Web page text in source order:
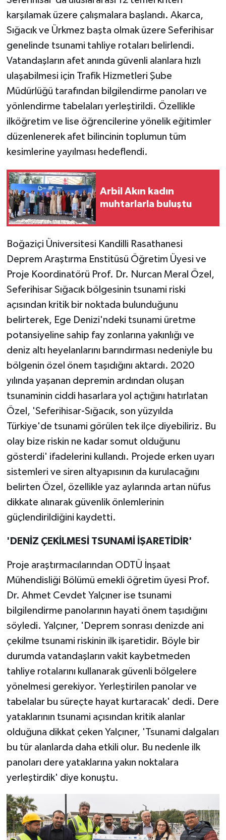
karşılamak üzere çalışmalara başlandı. Akarca,
Sığacık ve Ürkmez başta olmak üzere Seferihisar
genelinde tsunami tahliye rotaları belirlendi.
Vatandaşların afet anında güvenli alanlara hızlı
ulaşabilmesi için Trafik Hizmetleri Şube
Müdürlüğü tarafından bilgilendirme panoları ve
yönlendirme tabelaları yerleştirildi. Özellikle
ilköğretim ve lise öğrencilerine yönelik eğitimler
düzenlenerek afet bilincinin toplumun tüm
kesimlerine yayılması hedeflendi.
Arbil Akın kadın
muhtarlarla buluştu
Boğaziçi Üniversitesi Kandilli Rasathanesi
Deprem Araştırma Enstitüsü Öğretim Üyesi ve
Proje Koordinatörü Prof. Dr. Nurcan Meral Özel,
Seferihisar Sığacık bölgesinin tsunami riski
açısından kritik bir noktada bulunduğunu
belirterek, Ege Denizi'ndeki tsunami üretme
potansiyeline sahip fay zonlarına yakınlığı ve
deniz altı heyelanlarını barındırması nedeniyle bu
bölgenin özel önem taşıdığını aktardı. 2020
yılında yaşanan depremin ardından oluşan
tsunaminin ciddi hasarlara yol açtığını hatırlatan
Özel, 'Seferihisar-Sığacık, son yüzyılda
Türkiye'de tsunami görülen tek ilçe diyebiliriz. Bu
olay bize riskin ne kadar somut olduğunu
gösterdi' ifadelerini kullandı. Projede erken uyarı
sistemleri ve siren altyapısının da kurulacağını
belirten Özel, özellikle yaz aylarında artan nüfus
dikkate alınarak güvenlik önlemlerinin
güçlendirildiğini kaydetti.
'DENİZ ÇEKİLMESİ TSUNAMİ İŞARETİDİR'
Proje araştırmacılarından ODTÜ İnşaat
Mühendisliği Bölümü emekli öğretim üyesi Prof.
Dr. Ahmet Cevdet Yalçıner ise tsunami
bilgilendirme panolarının hayati önem taşıdığını
söyledi. Yalçıner, 'Deprem sonrası denizde ani
çekilme tsunami riskinin ilk işaretidir. Böyle bir
durumda vatandaşların vakit kaybetmeden
tahliye rotalarını kullanarak güvenli bölgelere
yönelmesi gerekiyor. Yerleştirilen panolar ve
tabelalar bu süreçte hayat kurtaracak' dedi. Dere
yataklarının tsunami açısından kritik alanlar
olduğuna dikkat çeken Yalçıner, 'Tsunami dalgaları
bu tür alanlarda daha etkili olur. Bu nedenle ilk
panoları dere yataklarına yakın noktalara
yerleştirdik' diye konuştu.